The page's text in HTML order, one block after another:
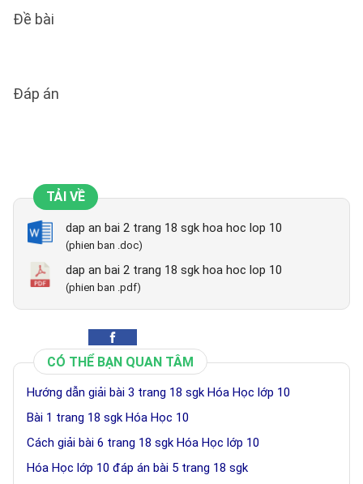
Đề bài
Đáp án
TẢI VỀ
dap an bai 2 trang 18 sgk hoa hoc lop 10
(phien ban .doc)
dap an bai 2 trang 18 sgk hoa hoc lop 10
(phien ban .pdf)
CÓ THỂ BẠN QUAN TÂM
Hướng dẫn giải bài 3 trang 18 sgk Hóa Học lớp 10
Bài 1 trang 18 sgk Hóa Học 10
Cách giải bài 6 trang 18 sgk Hóa Học lớp 10
Hóa Học lớp 10 đáp án bài 5 trang 18 sgk